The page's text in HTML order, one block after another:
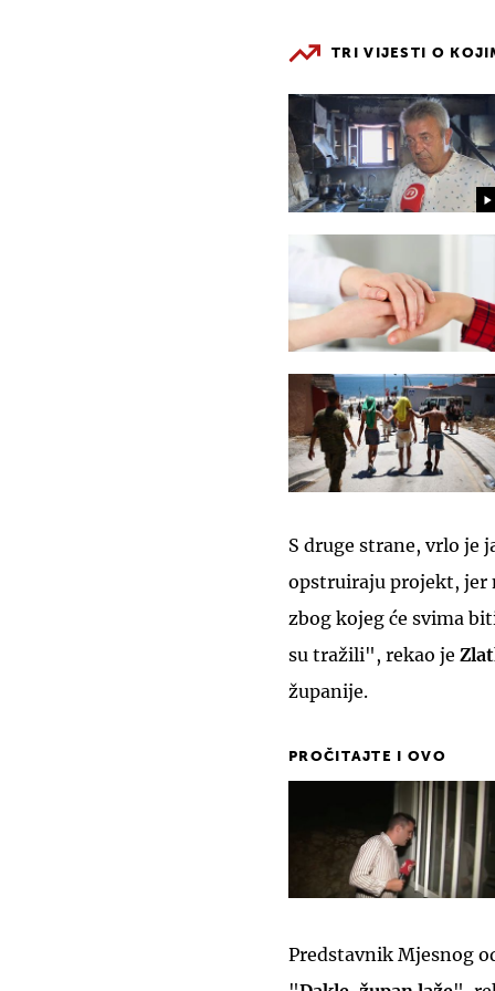
TRI VIJESTI O
S druge strane, vrlo je
opstruiraju projekt, jer
zbog kojeg će svima
su tražili", rekao je
županije.
PROČITAJTE I OVO
Predstavnik Mjesnog